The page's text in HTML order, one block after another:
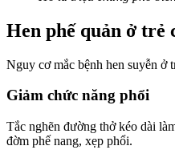
Hen phế quản ở trẻ
Nguy cơ mắc bệnh hen suyễn ở
Giảm chức năng phổi
Tắc nghẽn đường thở kéo dài
đờm phế nang, xẹp phổi.